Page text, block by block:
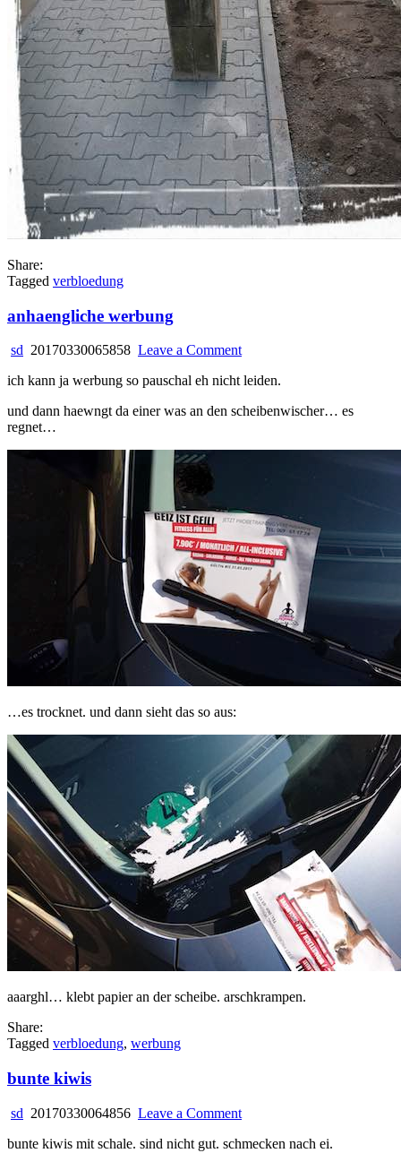
Share:
Tagged verbloedung
anhaengliche werbung
sd 20170330065858 Leave a Commenton
werbung
ich kann ja werbung so pauschal eh nicht leiden.
und dann haewngt da einer was an den scheibenwischer… es
regnet…
…es trocknet. und dann sieht das so aus:
aaarghl… klebt papier an der scheibe. arschkrampen.
Share:
Tagged verbloedung, werbung
bunte kiwis
sd 20170330064856 Leave a Commenton
kiwis
bunte kiwis mit schale. sind nicht gut. schmecken nach ei.